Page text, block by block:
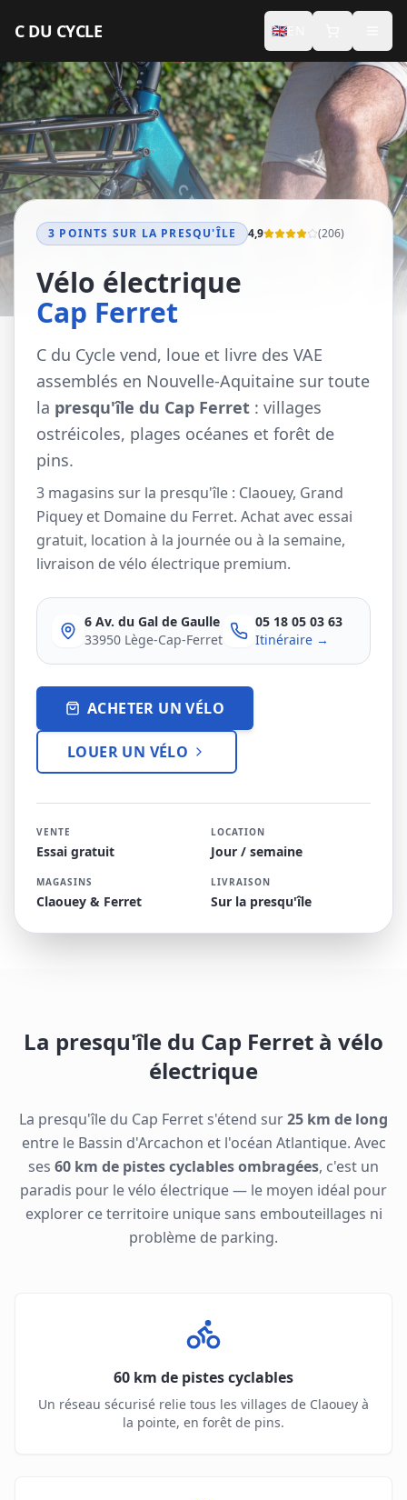
C DU CYCLE 🇬🇧
INDIVIDUALS
Premium Electric Bikes
Accessories
Concierge
Seminars
Hotel Services
Company Bikes
Assembly Our stores Gallery
CONTACT US
3 POINTS SUR LA PRESQU'ÎLE 4,9 (206)
Vélo électrique
Cap Ferret
C du Cycle vend, loue et livre des VAE
assemblés en Nouvelle-Aquitaine sur toute
la presqu'île du Cap Ferret : villages
ostréicoles, plages océanes et forêt de
pins.
3 magasins sur la presqu'île : Claouey, Grand
Piquey et Domaine du Ferret. Achat avec essai
gratuit, location à la journée ou à la semaine,
livraison de vélo électrique premium.
6 Av. du Gal de Gaulle
33950 Lège-Cap-Ferret
05 18 05 03 63
Itinéraire →
ACHETER UN VÉLO
LOUER UN VÉLO
VENTE
Essai gratuit
LOCATION
Jour / semaine
MAGASINS
Claouey & Ferret
LIVRAISON
Sur la presqu'île
La presqu'île du Cap Ferret à vélo
électrique
La presqu'île du Cap Ferret s'étend sur25 km de long
entre le Bassin d'Arcachon et l'océan Atlantique. Avec
ses 60 km de pistes cyclables ombragées, c'est un
paradis pour le vélo électrique — le moyen idéal pour
explorer ce territoire unique sans embouteillages ni
problème de parking.
60 km de pistes cyclables
Un réseau sécurisé relie tous les villages de Claouey à
la pointe, en forêt de pins.